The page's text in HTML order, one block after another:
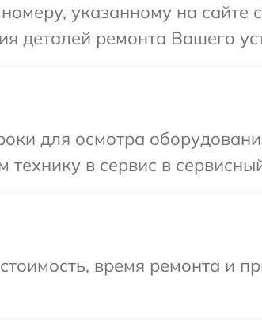
указанному на сайте
деталей ремонта Вашего
для осмотра
в сервис в
время ремонта и